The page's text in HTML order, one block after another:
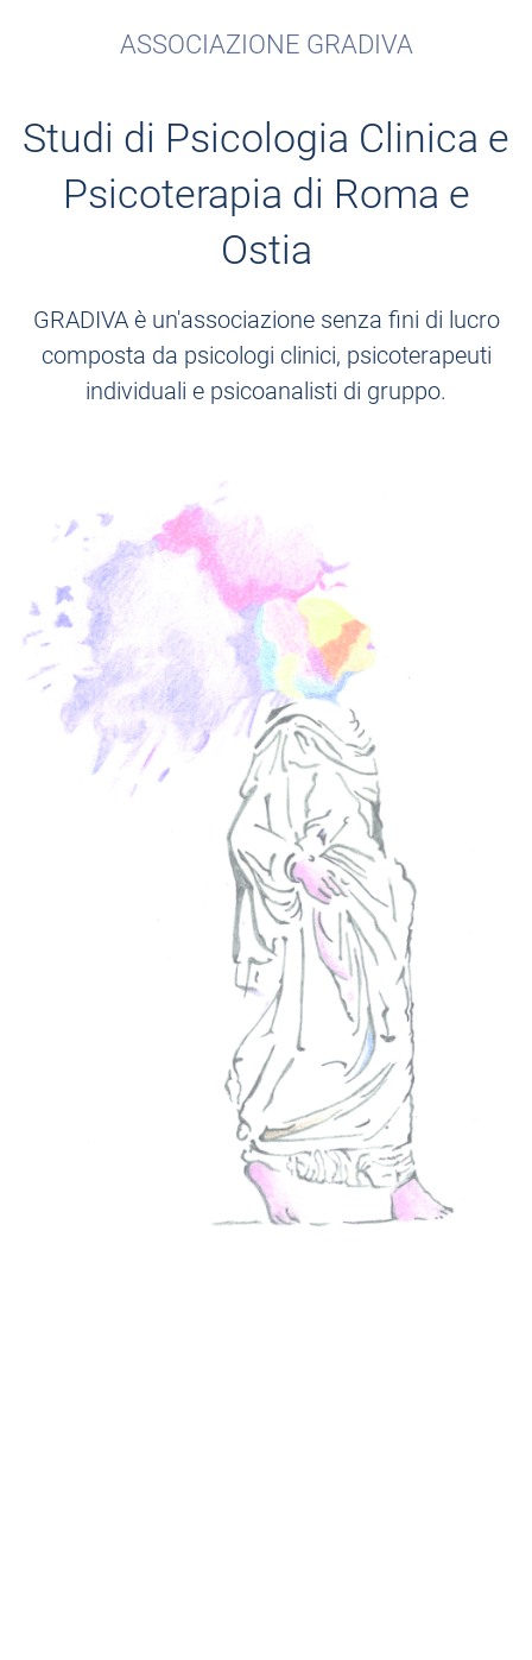
ASSOCIAZIONE GRADIVA
Studi di Psicologia Clinica e
Psicoterapia di Roma e
Ostia
GRADIVA è un'associazione senza fini di lucro
composta da psicologi clinici, psicoterapeuti
individuali e psicoanalisti di gruppo.